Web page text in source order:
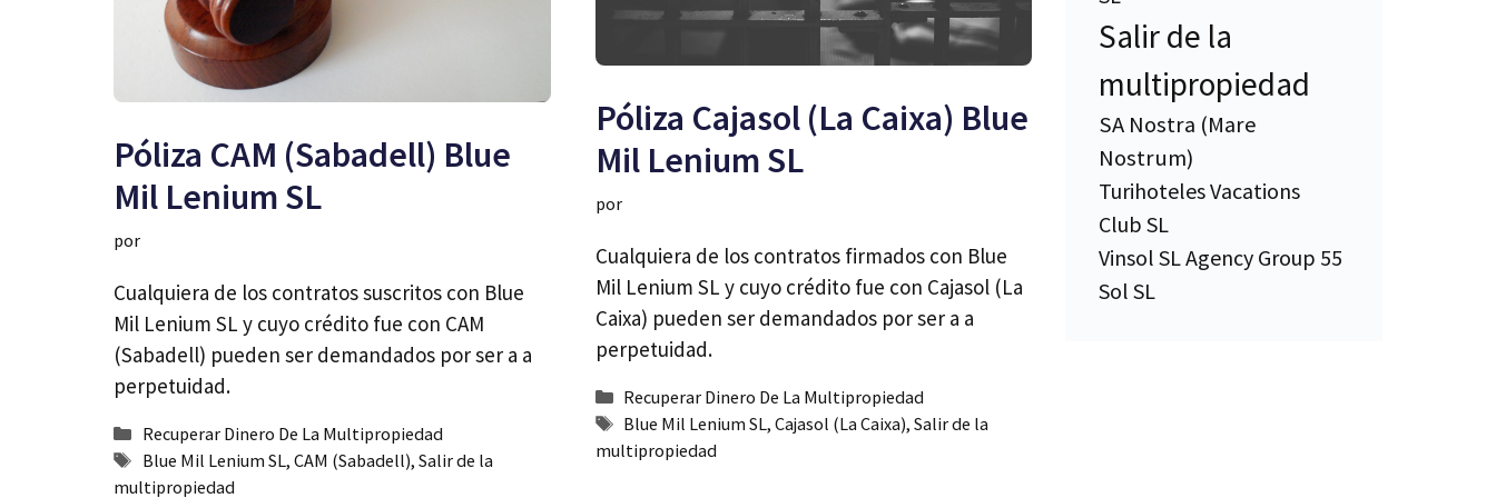
Póliza CAM (Sabadell) Blue
Mil Lenium SL
por
Cualquiera de los contratos suscritos con Blue
Mil Lenium SL y cuyo crédito fue con CAM
(Sabadell) pueden ser demandados por ser a a
perpetuidad.
Categorías
Recuperar Dinero De La Multipropiedad
Etiquetas
Blue Mil Lenium SL, CAM (Sabadell), Salir de la
multipropiedad
Póliza Cajasol (La Caixa) Blue
Mil Lenium SL
por
Cualquiera de los contratos firmados con Blue
Mil Lenium SL y cuyo crédito fue con Cajasol (La
Caixa) pueden ser demandados por ser a a
perpetuidad.
Categorías
Recuperar Dinero De La Multipropiedad
Etiquetas
Blue Mil Lenium SL,Cajasol (La Caixa),Salir de la
multipropiedad
Salir de la
multipropiedad
SA Nostra (Mare
Nostrum)
Turihoteles Vacations
Club SL
Vinsol SL Agency Group 55
Sol SL